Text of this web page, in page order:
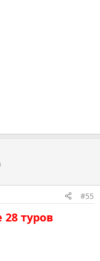
#55
туров​